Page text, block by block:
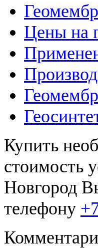
Цены на
Купить
стоимость
Новгород
телефону